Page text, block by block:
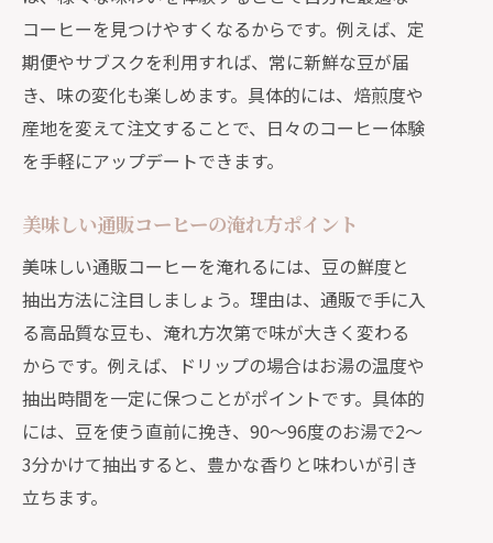
コーヒーを見つけやすくなるからです。例えば、定
期便やサブスクを利用すれば、常に新鮮な豆が届
き、味の変化も楽しめます。具体的には、焙煎度や
産地を変えて注文することで、日々のコーヒー体験
を手軽にアップデートできます。
美味しい通販コーヒーの淹れ方ポイント
美味しい通販コーヒーを淹れるには、豆の鮮度と
抽出方法に注目しましょう。理由は、通販で手に入
る高品質な豆も、淹れ方次第で味が大きく変わる
からです。例えば、ドリップの場合はお湯の温度や
抽出時間を一定に保つことがポイントです。具体的
には、豆を使う直前に挽き、90～96度のお湯で2～
3分かけて抽出すると、豊かな香りと味わいが引き
立ちます。